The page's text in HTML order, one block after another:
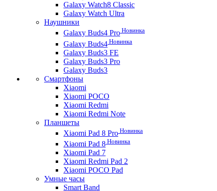
Galaxy Watch8 Classic
Galaxy Watch Ultra
Наушники
Galaxy Buds4 Pro Новинка
Galaxy Buds4 Новинка
Galaxy Buds3 FE
Galaxy Buds3 Pro
Galaxy Buds3
Смартфоны
Xiaomi
Xiaomi POCO
Xiaomi Redmi
Xiaomi Redmi Note
Планшеты
Xiaomi Pad 8 Pro Новинка
Xiaomi Pad 8 Новинка
Xiaomi Pad 7
Xiaomi Redmi Pad 2
Xiaomi POCO Pad
Умные часы
Smart Band